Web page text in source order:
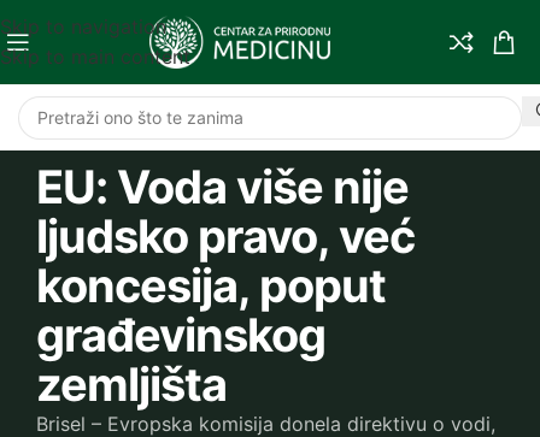
Skip to navigation
Skip to main content
EU: Voda više nije
ljudsko pravo, već
koncesija, poput
građevinskog
zemljišta
Brisel – Evropska komisija donela direktivu o vodi,